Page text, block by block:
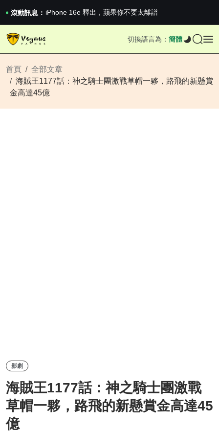
滾動訊息： 2026澳網男單收官：全滿貫對上全滿亞，德約...
《巔峰守衛 Highguard》正式上線，官...
iPhone 16e 釋出，蘋果你不要太離譜
iPhone 16e 釋出，蘋果你不要太離譜
切換語言為： 簡體
首頁
全部文章
海賊王1177話：神之騎士團激戰草帽一夥，路飛的新懸賞
金高達45億
影劇
海賊王1177話：神之騎士團激戰
草帽一夥，路飛的新懸賞金高達45
億